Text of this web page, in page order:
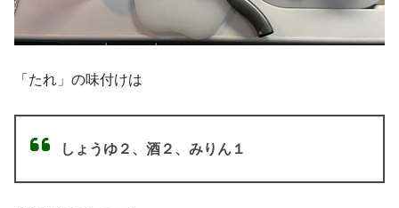
「たれ」の味付けは
しょうゆ２、酒２、みりん１